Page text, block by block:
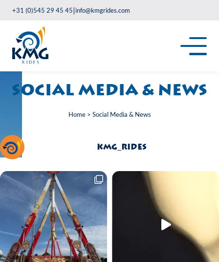
+31 (0)545 29 45 45|info@kmgrides.com
Social Media & News
Home> Social Media & News
kmg_rides